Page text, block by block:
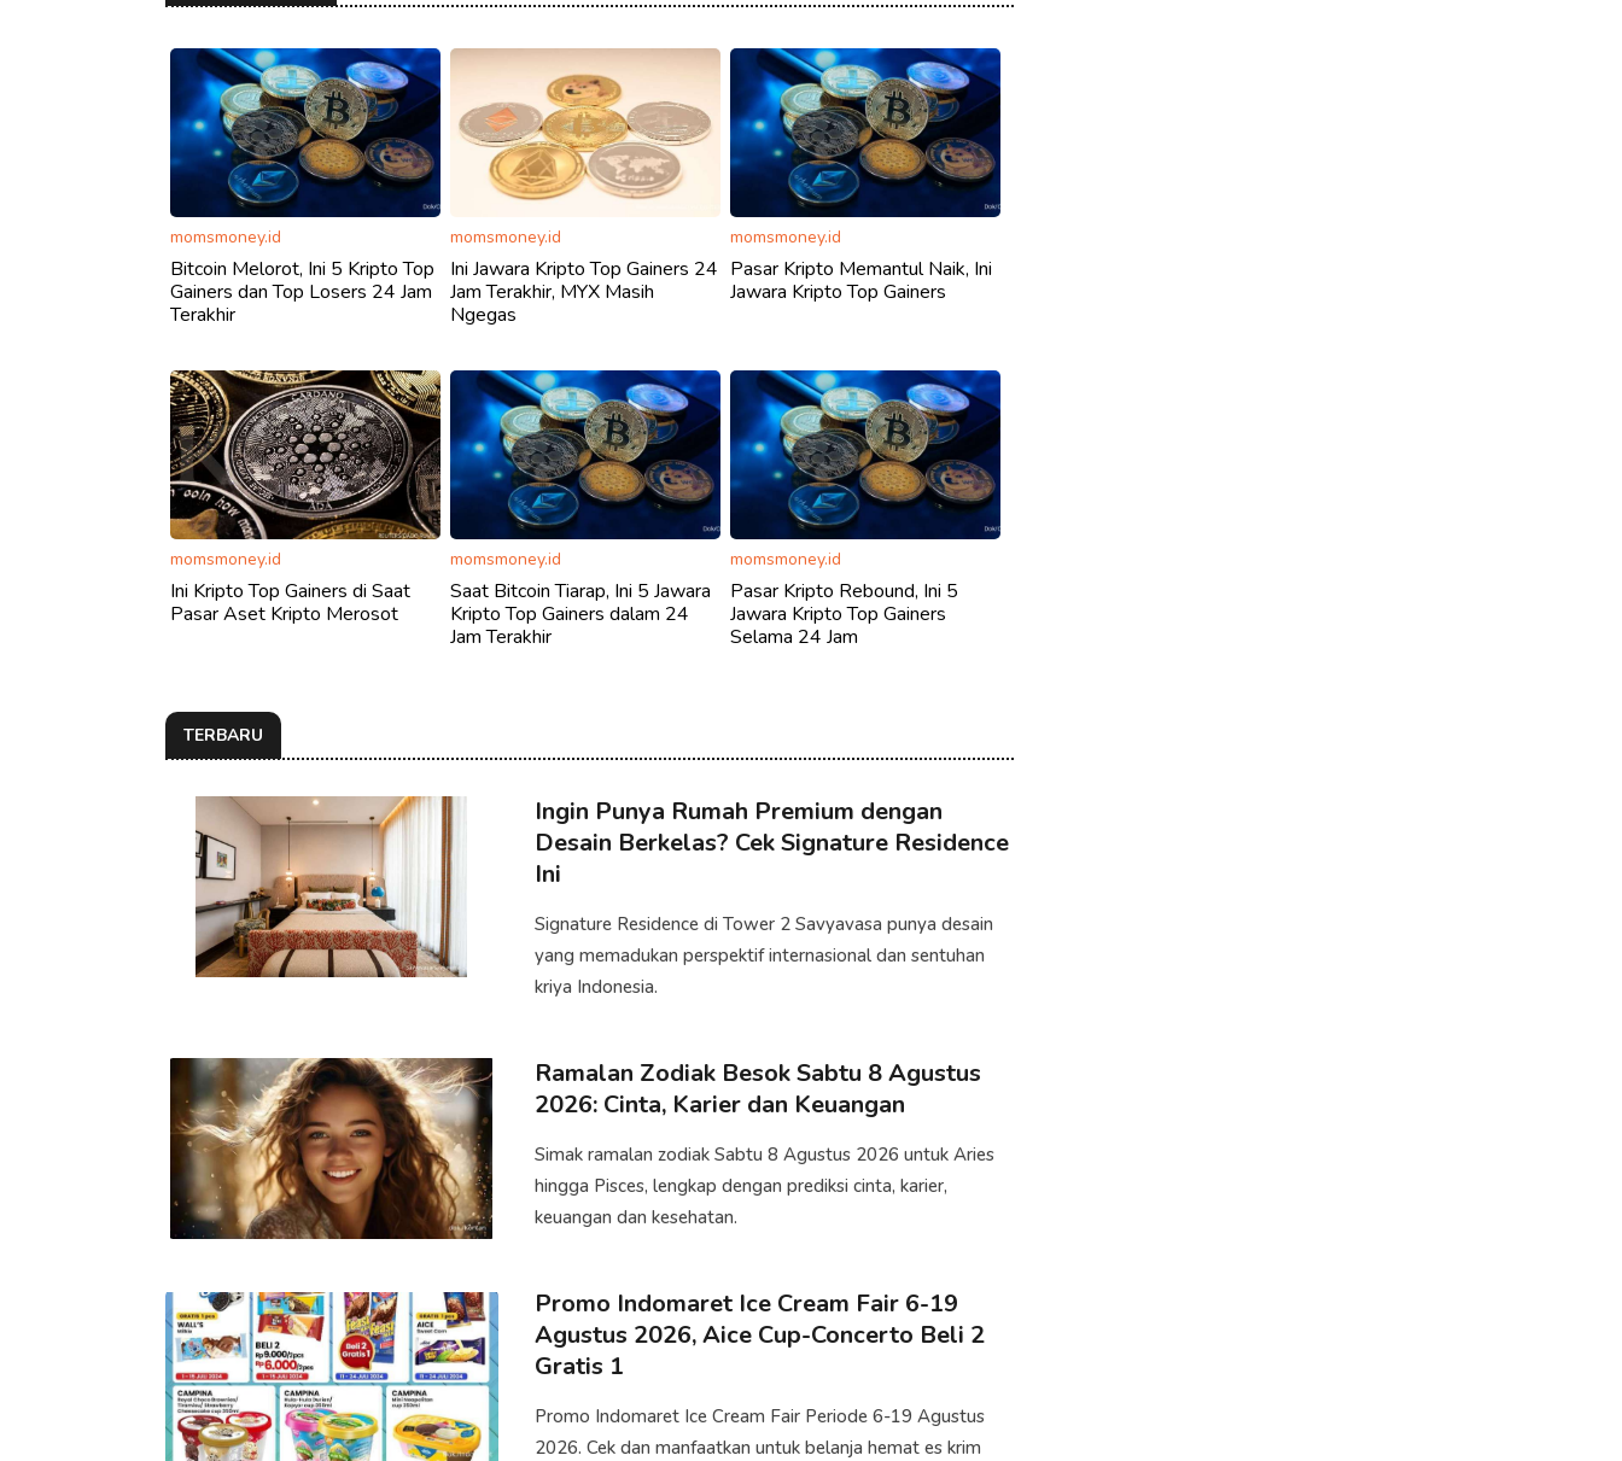
momsmoney.id
Bitcoin Melorot, Ini 5 Kripto Top
Gainers dan Top Losers 24 Jam
Terakhir
momsmoney.id
Ini Jawara Kripto Top Gainers 24
Jam Terakhir, MYX Masih
Ngegas
momsmoney.id
Pasar Kripto Memantul Naik, Ini
Jawara Kripto Top Gainers
momsmoney.id
Ini Kripto Top Gainers di Saat
Pasar Aset Kripto Merosot
momsmoney.id
Saat Bitcoin Tiarap, Ini 5 Jawara
Kripto Top Gainers dalam 24
Jam Terakhir
momsmoney.id
Pasar Kripto Rebound, Ini 5
Jawara Kripto Top Gainers
Selama 24 Jam
TERBARU
Ingin Punya Rumah Premium dengan
Desain Berkelas? Cek Signature Residence
Ini
​Signature Residence di Tower 2 Savyavasa punya desain
yang memadukan perspektif internasional dan sentuhan
kriya Indonesia.
Ramalan Zodiak Besok Sabtu 8 Agustus
2026: Cinta, Karier dan Keuangan
Simak ramalan zodiak Sabtu 8 Agustus 2026 untuk Aries
hingga Pisces, lengkap dengan prediksi cinta, karier,
keuangan dan kesehatan.
Promo Indomaret Ice Cream Fair 6-19
Agustus 2026, Aice Cup-Concerto Beli 2
Gratis 1
Promo Indomaret Ice Cream Fair Periode 6-19 Agustus
2026. Cek dan manfaatkan untuk belanja hemat es krim